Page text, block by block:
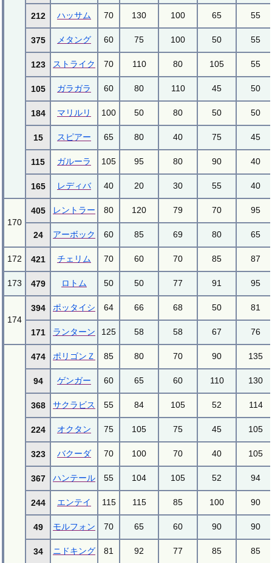
212 ハッサム 70 130 100 65 55
375 メタング 60 75 100 50 55
123 ストライク 70 110 80 105 55
105 ガラガラ 60 80 110 45 50
184 マリルリ 100 50 80 50 50
15 スピアー 65 80 40 75 45
115 ガルーラ 105 95 80 90 40
165 レディバ 40 20 30 55 40
170
405 レントラー 80 120 79 70 95
24 アーボック 60 85 69 80 65
172 421 チェリム 70 60 70 85 87
173 479 ロトム 50 50 77 91 95
174
394 ポッタイシ 64 66 68 50 81
171 ランターン 125 58 58 67 76
474 ポリゴンＺ 85 80 70 90 135
94 ゲンガー 60 65 60 110 130
368 サクラビス 55 84 105 52 114
224 オクタン 75 105 75 45 105
323 バクーダ 70 100 70 40 105
367 ハンテール 55 104 105 52 94
244 エンテイ 115 115 85 100 90
49 モルフォン 70 65 60 90 90
34 ニドキング 81 92 77 85 85